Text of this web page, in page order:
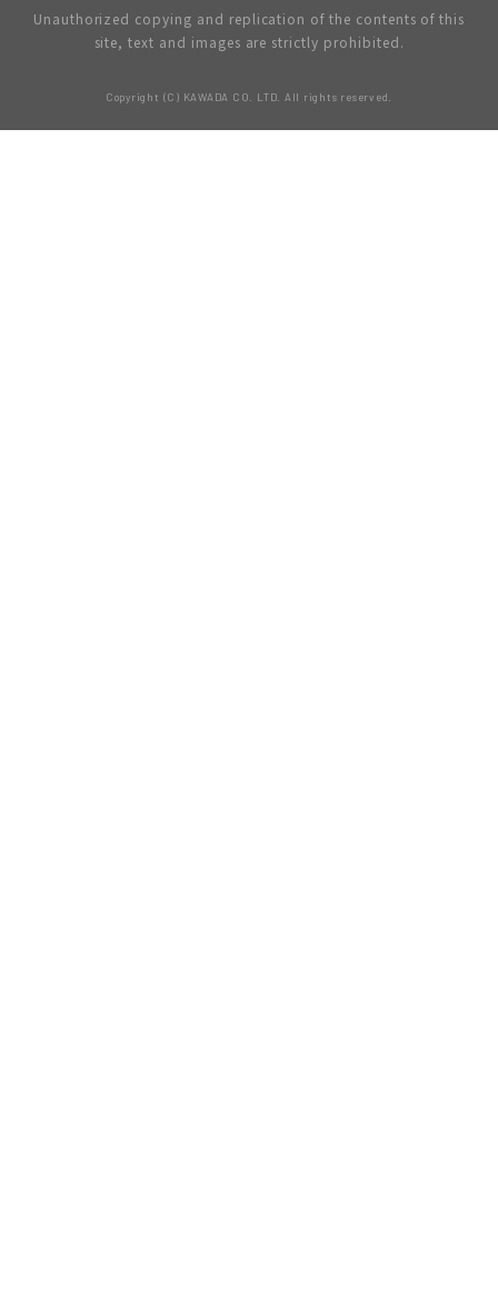
Unauthorized copying and replication of the contents of this
site, text and images are strictly prohibited.
Copyright (C) KAWADA CO. LTD. All rights reserved.